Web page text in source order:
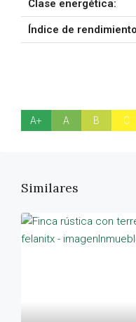
Clase energética:
Índice de
A+ A B C
Similares